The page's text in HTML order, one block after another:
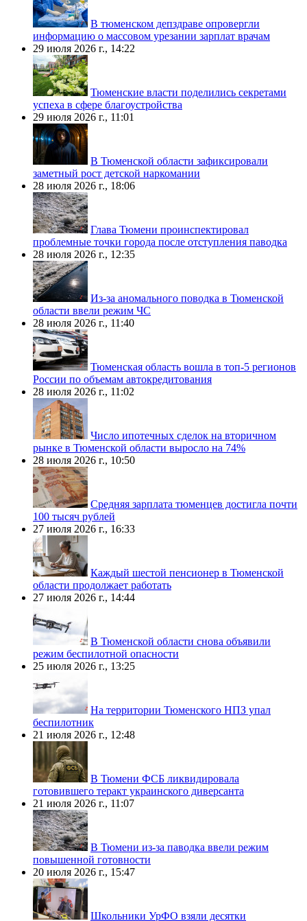
В тюменском депздраве опровергли
информацию о массовом урезании зарплат врачам
29 июля 2026 г., 14:22
Тюменские власти поделились секретами
успеха в сфере благоустройства
29 июля 2026 г., 11:01
В Тюменской области зафиксировали
заметный рост детской наркомании
28 июля 2026 г., 18:06
Глава Тюмени проинспектировал
проблемные точки города после отступления паводка
28 июля 2026 г., 12:35
Из-за аномального поводка в Тюменской
области ввели режим ЧС
28 июля 2026 г., 11:40
Тюменская область вошла в топ-5 регионов
России по объемам автокредитования
28 июля 2026 г., 11:02
Число ипотечных сделок на вторичном
рынке в Тюменской области выросло на 74%
28 июля 2026 г., 10:50
Средняя зарплата тюменцев достигла почти
100 тысяч рублей
27 июля 2026 г., 16:33
Каждый шестой пенсионер в Тюменской
области продолжает работать
27 июля 2026 г., 14:44
В Тюменской области снова объявили
режим беспилотной опасности
25 июля 2026 г., 13:25
На территории Тюменского НПЗ упал
беспилотник
21 июля 2026 г., 12:48
В Тюмени ФСБ ликвидировала
готовившего теракт украинского диверсанта
21 июля 2026 г., 11:07
В Тюмени из-за паводка ввели режим
повышенной готовности
20 июля 2026 г., 15:47
Школьники УрФО взяли десятки